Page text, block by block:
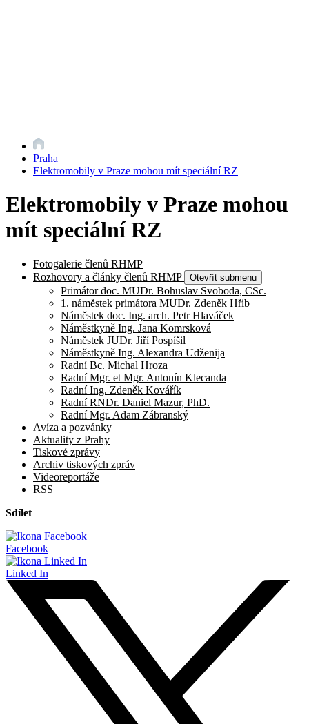
Praha
Elektromobily v Praze mohou mít speciální RZ
Elektromobily v Praze mohou
mít speciální RZ
Fotogalerie členů RHMP
Rozhovory a články členů RHMP
Otevřít submenu
Primátor doc. MUDr. Bohuslav Svoboda, CSc.
1. náměstek primátora MUDr. Zdeněk Hřib
Náměstek doc. Ing. arch. Petr Hlaváček
Náměstkyně Ing. Jana Komrsková
Náměstek JUDr. Jiří Pospíšil
Náměstkyně Ing. Alexandra Udženija
Radní Bc. Michal Hroza
Radní Mgr. et Mgr. Antonín Klecanda
Radní Ing. Zdeněk Kovářík
Radní RNDr. Daniel Mazur, PhD.
Radní Mgr. Adam Zábranský
Avíza a pozvánky
Aktuality z Prahy
Tiskové zprávy
Archiv tiskových zpráv
Videoreportáže
RSS
Sdílet
Facebook
Linked In